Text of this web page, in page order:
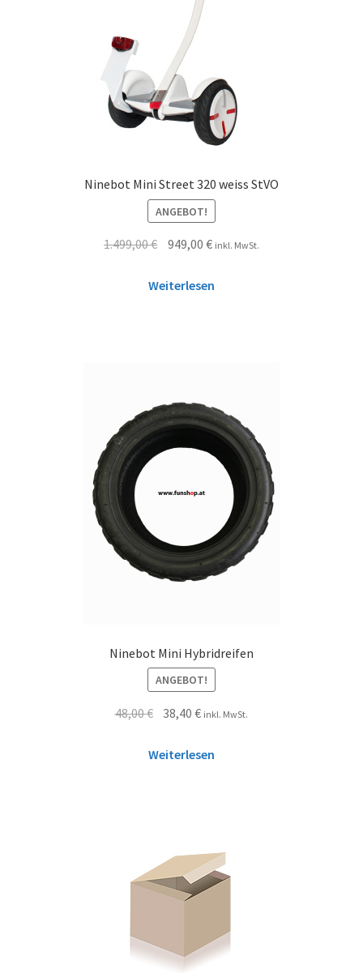
Ninebot Mini Street 320 weiss StVO
ANGEBOT!
1.499,00€ 949,00 € inkl. MwSt.
Weiterlesen
Ninebot Mini Hybridreifen
ANGEBOT!
48,00€ 38,40€ inkl. MwSt.
Weiterlesen